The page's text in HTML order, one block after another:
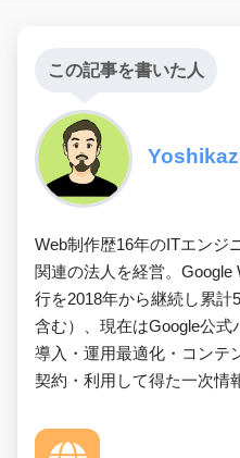
この記事を書いた人
Web制作歴16年のITエンジ
関連の法人を経営。
行を2018年から継続し累計
含む）、現在はGoogle公
導入・運用最適化・コンテ
契約・利用して得た一次情